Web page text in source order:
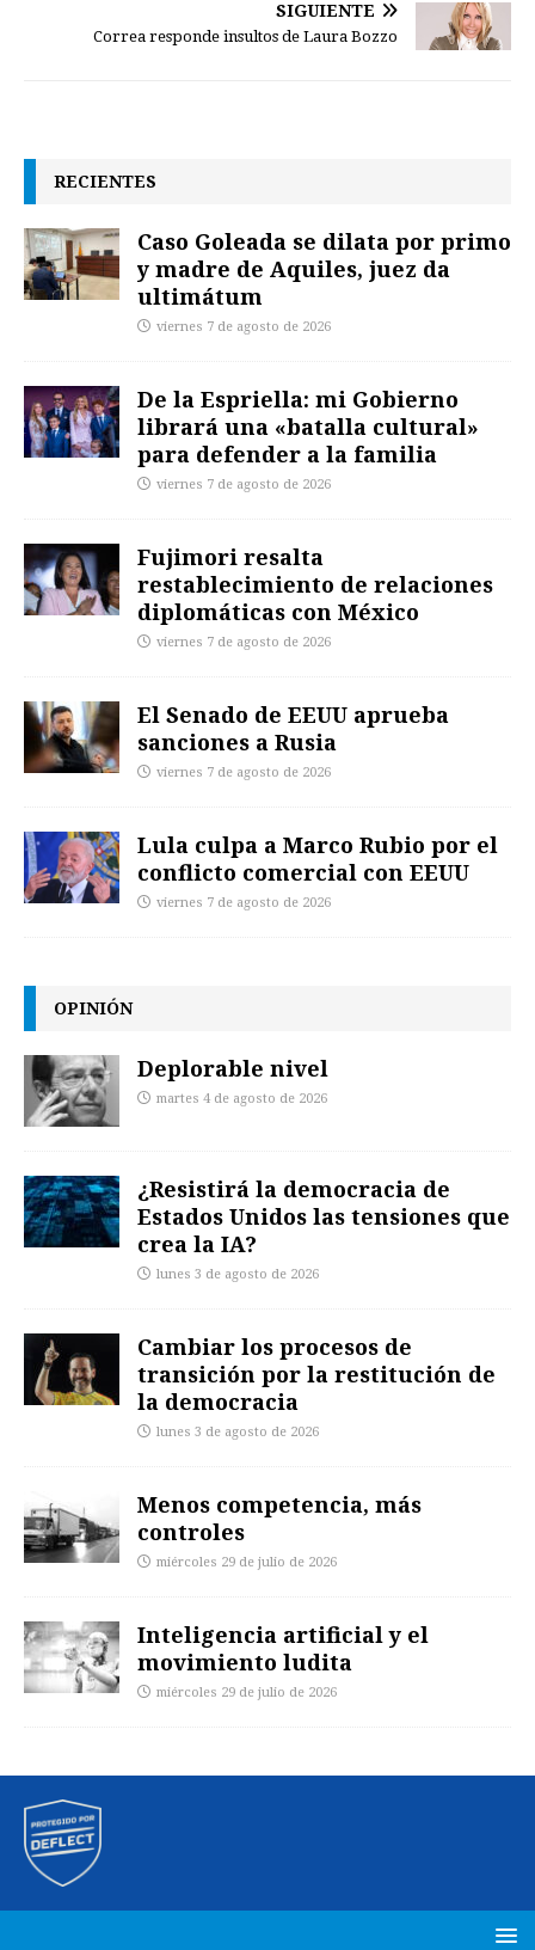
SIGUIENTE
Correa responde insultos de Laura Bozzo
RECIENTES
Caso Goleada se dilata por primo
y madre de Aquiles, juez da
ultimátum
viernes 7 de agosto de 2026
De la Espriella: mi Gobierno
librará una «batalla cultural»
para defender a la familia
viernes 7 de agosto de 2026
Fujimori resalta
restablecimiento de relaciones
diplomáticas con México
viernes 7 de agosto de 2026
El Senado de EEUU aprueba
sanciones a Rusia
viernes 7 de agosto de 2026
Lula culpa a Marco Rubio por el
conflicto comercial con EEUU
viernes 7 de agosto de 2026
OPINIÓN
Deplorable nivel
martes 4 de agosto de 2026
¿Resistirá la democracia de
Estados Unidos las tensiones que
crea la IA?
lunes 3 de agosto de 2026
Cambiar los procesos de
transición por la restitución de
la democracia
lunes 3 de agosto de 2026
Menos competencia, más
controles
miércoles 29 de julio de 2026
Inteligencia artificial y el
movimiento ludita
miércoles 29 de julio de 2026